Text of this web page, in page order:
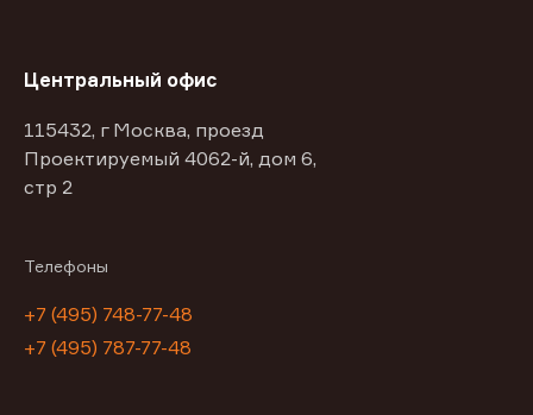
Центральный офис
115432, г Москва, проезд
Проектируемый 4062-й, дом 6,
стр 2
Телефоны
+7 (495) 748-77-48
+7 (495) 787-77-48